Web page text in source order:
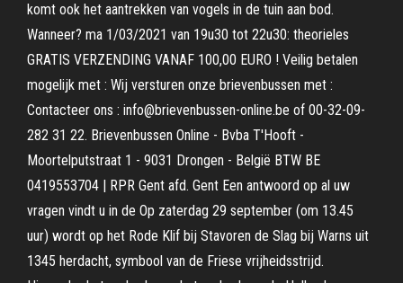
komt ook het aantrekken van vogels in de tuin aan bod.
Wanneer? ma 1/03/2021 van 19u30 tot 22u30: theorieles
GRATIS VERZENDING VANAF 100,00 EURO ! Veilig betalen
mogelijk met : Wij versturen onze brievenbussen met :
Contacteer ons : info@brievenbussen-online.be of 00-32-09-
282 31 22. Brievenbussen Online - Bvba T'Hooft -
Moortelputstraat 1 - 9031 Drongen - België BTW BE
0419553704 | RPR Gent afd. Gent Een antwoord op al uw
vragen vindt u in de Op zaterdag 29 september (om 13.45
uur) wordt op het Rode Klif bij Stavoren de Slag bij Warns uit
1345 herdacht, symbool van de Friese vrijheidsstrijd.